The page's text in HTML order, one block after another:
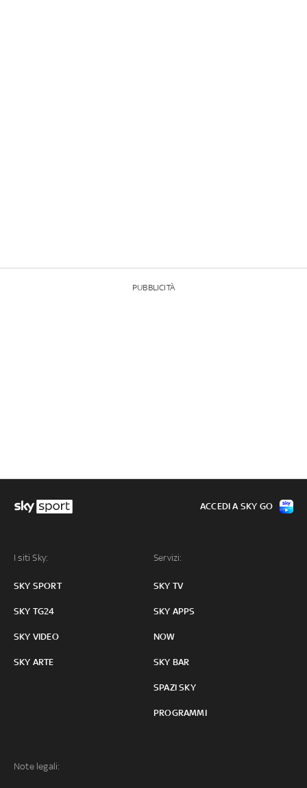
PUBBLICITÀ
I siti Sky:
SKY SPORT
SKY TG24
SKY VIDEO
SKY ARTE
Servizi:
SKY TV
SKY APPS
NOW
SKY BAR
SPAZI SKY
PROGRAMMI
Note legali:
ACCEDI A SKY GO